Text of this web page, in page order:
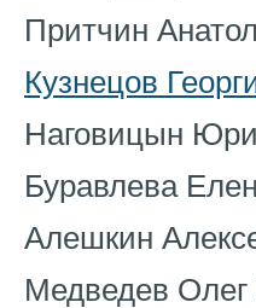
Притчин
Кузнецов
Наговицын
Буравлева
Алешкин
Медведев Олег